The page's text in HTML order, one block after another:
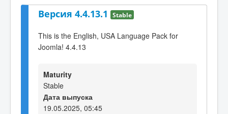
Версия 4.4.13.1 Stable
This is the English, USA Language Pack for
Joomla! 4.4.13
Maturity
Stable
Дата выпуска
19.05.2025, 05:45